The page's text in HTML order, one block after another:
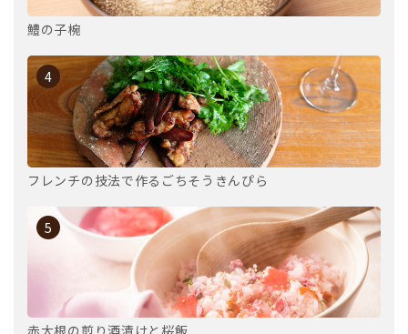
鱧の子椀
4
フレンチの技法で作るごちそうきんぴら
5